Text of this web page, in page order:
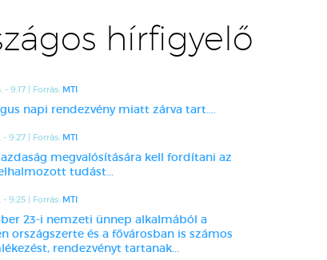
hírfigyelő
- 9:17 | Forrás: MTI
napi rendezvény miatt zárva tart....
- 9:27 | Forrás: MTI
megvalósítására kell fordítani az
tudást...
- 9:25 | Forrás: MTI
23-i nemzeti ünnep alkalmából a
országszerte és a fővárosban is számos
rendezvényt tartanak...